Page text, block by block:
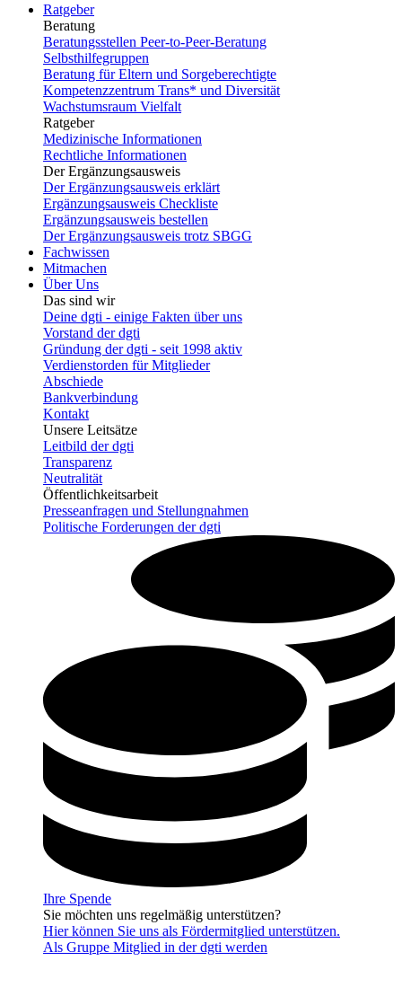
Ratgeber
Beratung
Beratungsstellen Peer-to-Peer-Beratung
Selbsthilfegruppen
Beratung für Eltern und Sorgeberechtigte
Kompetenzzentrum Trans* und Diversität
Wachstumsraum Vielfalt
Ratgeber
Medizinische Informationen
Rechtliche Informationen
Der Ergänzungsausweis
Der Ergänzungsausweis erklärt
Ergänzungsausweis Checkliste
Ergänzungsausweis bestellen
Der Ergänzungsausweis trotz SBGG
Fachwissen
Mitmachen
Über Uns
Das sind wir
Deine dgti - einige Fakten über uns
Vorstand der dgti
Gründung der dgti - seit 1998 aktiv
Verdienstorden für Mitglieder
Abschiede
Bankverbindung
Kontakt
Unsere Leitsätze
Leitbild der dgti
Transparenz
Neutralität
Öffentlichkeitsarbeit
Presseanfragen und Stellungnahmen
Politische Forderungen der dgti
Ihre Spende
Sie möchten uns regelmäßig unterstützen?
Hier können Sie uns als Fördermitglied unterstützen.
Als Gruppe Mitglied in der dgti werden